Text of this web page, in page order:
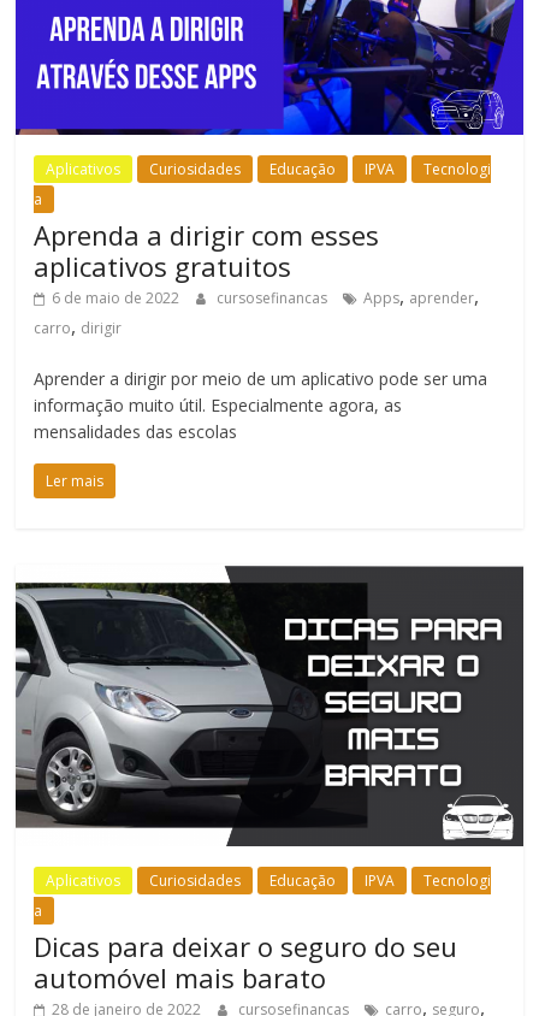
Aplicativos Curiosidades Educação IPVA
Tecnologi
a
Aprenda a dirigir com esses
aplicativos gratuitos
6 de maio de 2022 cursosefinancas Apps, aprender,
carro, dirigir
Aprender a dirigir por meio de um aplicativo pode ser uma
informação muito útil. Especialmente agora, as
mensalidades das escolas
Ler mais
Aplicativos Curiosidades Educação IPVA
Tecnologi
a
Dicas para deixar o seguro do seu
automóvel mais barato
28 de janeiro de 2022 cursosefinancas carro, seguro,